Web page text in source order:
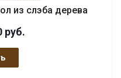
из слэба дерева
руб.